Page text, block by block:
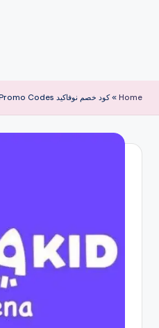
Home
»كود خصم نوفاكيد Nova Kid Promo Codes